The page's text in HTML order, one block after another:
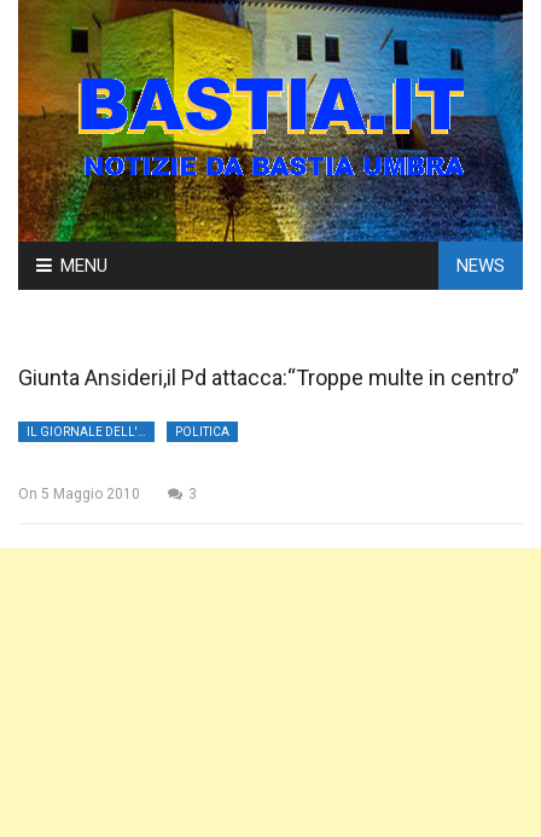
Skip
to
MENU NEWS
Giunta Ansideri,il Pd attacca:“Troppe multe in centro”
POLITICA
On 5 Maggio 2010 3